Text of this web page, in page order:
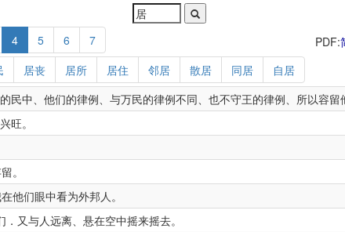
4 5 6 7 PDF:
居丧 居所 居住 邻居 散居 同居
自居
民中、他们的律例、与万民的律例不同、也不守王的律例、所以容留
旺。
。
他们眼中看为外邦人。
又与人远离、悬在空中摇来摇去。